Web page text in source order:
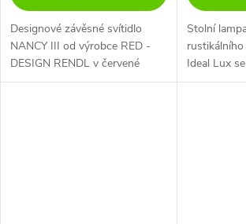
Designové závěsné svítidlo
NANCY III od výrobce RED -
DESIGN RENDL v červené
barvě představuje stylový prvek
Stolní
Ideal Lux
klasicky